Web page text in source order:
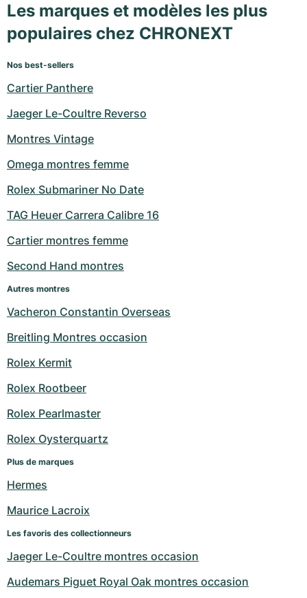
Les marques et modèles les plus
populaires chez CHRONEXT
Nos best-sellers
Cartier Panthere
Jaeger Le-Coultre Reverso
Montres Vintage
Omega montres femme
Rolex Submariner No Date
TAG Heuer Carrera Calibre 16
Cartier montres femme
Second Hand montres
Autres montres
Vacheron Constantin Overseas
Breitling Montres occasion
Rolex Kermit
Rolex Rootbeer
Rolex Pearlmaster
Rolex Oysterquartz
Plus de marques
Hermes
Maurice Lacroix
Les favoris des collectionneurs
Jaeger Le-Coultre montres occasion
Audemars Piguet Royal Oak montres occasion